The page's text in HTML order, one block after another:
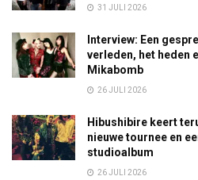
31 JULI 2026
Interview: Een
verleden, het heden
Mikabomb
26 JULI 2026
Hibushibire keert
nieuwe tournee en
studioalbum
26 JULI 2026